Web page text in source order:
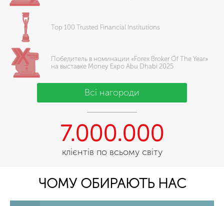
Top 100 Trusted Financial Institutions
Победитель в номинации «Forex Broker Of The Year»
на выставке Money Expo Abu Dhabi 2025
Всі нагороди
7.000.000
клієнтів по всьому світу
ЧОМУ ОБИРАЮТЬ НАС